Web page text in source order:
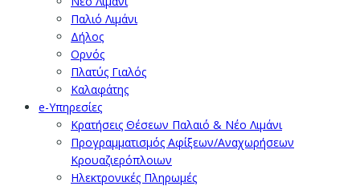
Παλιό Λιμάνι
Δήλος
Ορνός
Πλατύς Γιαλός
Καλαφάτης
e-Υπηρεσίες
Κρατήσεις Θέσεων Παλαιό & Νέο Λιμάνι
Προγραμματισμός Αφίξεων/Αναχωρήσεων
Κρουαζιερόπλοιων
Ηλεκτρονικές Πληρωμές